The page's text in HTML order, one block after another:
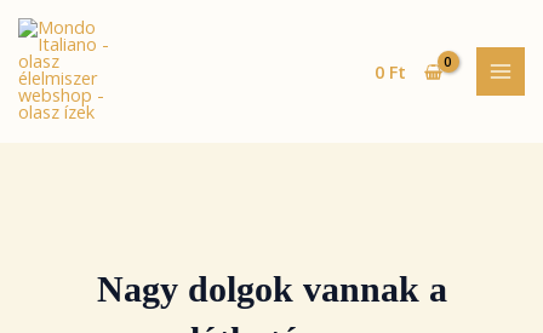
Skip
content
0 Ft
Nagy dolgok vannak a